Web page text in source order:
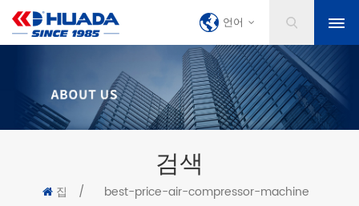
언어
검색
집 / best-price-air-compressor-machine